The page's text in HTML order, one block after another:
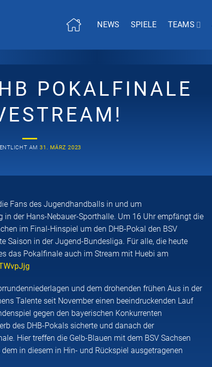
NEWS SPIELE TEAMS
POKALFINALE
AM31. MÄRZ 2023
Fans des Jugendhandballs in und um
der Hans-Nebauer-Sporthalle. Um 16 Uhr empfängt die
im Final-Hinspiel um den DHB-Pokal den BSV
Saison in der Jugend-Bundesliga. Für alle, die heute
das Pokalfinale auch im Stream mit Huebi am
und dem drohenden frühen Aus in der
Talente seit November einen beeindruckenden Lauf
gegen den bayerischen Konkurrenten
des DHB-Pokals sicherte und danach der
Hier treffen die Gelb-Blauen mit dem BSV Sachsen
in diesem in Hin- und Rückspiel ausgetragenen